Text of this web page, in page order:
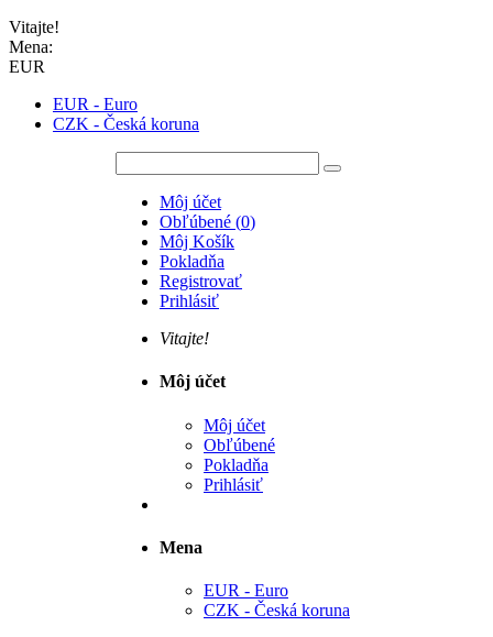
Vitajte!
Mena:
EUR
EUR - Euro
CZK - Česká koruna
Môj účet
Obľúbené (0)
Môj Košík
Pokladňa
Registrovať
Prihlásiť
Vitajte!
Môj účet
Môj účet
Obľúbené
Pokladňa
Prihlásiť
Mena
EUR - Euro
CZK - Česká koruna